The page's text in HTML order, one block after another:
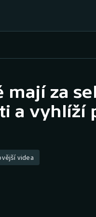
Baseball a softbal
Basketbal
Biatlon
mají za
a
videa